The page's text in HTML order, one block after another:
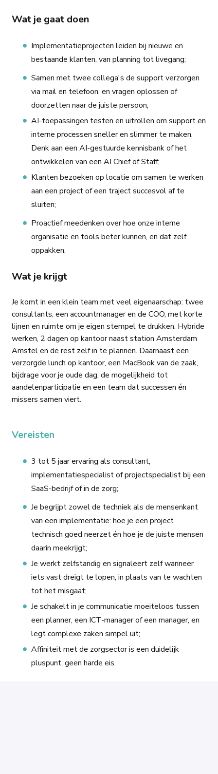
Wat je gaat doen
Implementatieprojecten leiden bij nieuwe en
bestaande klanten, van planning tot livegang;
Samen met twee collega's de support verzorgen
via mail en telefoon, en vragen oplossen of
doorzetten naar de juiste persoon;
AI-toepassingen testen en uitrollen om support en
interne processen sneller en slimmer te maken.
Denk aan een AI-gestuurde kennisbank of het
ontwikkelen van een AI Chief of Staff;
Klanten bezoeken op locatie om samen te werken
aan een project of een traject succesvol af te
sluiten;
Proactief meedenken over hoe onze interne
organisatie en tools beter kunnen, en dat zelf
oppakken.
Wat je krijgt
Je komt in een klein team met veel eigenaarschap: twee
consultants, een accountmanager en de COO, met korte
lijnen en ruimte om je eigen stempel te drukken. Hybride
werken, 2 dagen op kantoor naast station Amsterdam
Amstel en de rest zelf in te plannen. Daarnaast een
verzorgde lunch op kantoor, een MacBook van de zaak,
bijdrage voor je oude dag, de mogelijkheid tot
aandelenparticipatie en een team dat successen én
missers samen viert.
Vereisten
3 tot 5 jaar ervaring als consultant,
implementatiespecialist of projectspecialist bij een
SaaS-bedrijf of in de zorg;
Je begrijpt zowel de techniek als de mensenkant
van een implementatie: hoe je een project
technisch goed neerzet én hoe je de juiste mensen
daarin meekrijgt;
Je werkt zelfstandig en signaleert zelf wanneer
iets vast dreigt te lopen, in plaats van te wachten
tot het misgaat;
Je schakelt in je communicatie moeiteloos tussen
een planner, een ICT-manager of een manager, en
legt complexe zaken simpel uit;
Affiniteit met de zorgsector is een duidelijk
pluspunt, geen harde eis.